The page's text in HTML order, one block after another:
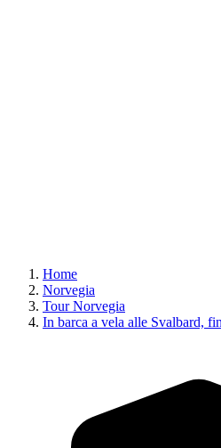
Home
Norvegia
Tour Norvegia
In barca a vela alle Svalbard,